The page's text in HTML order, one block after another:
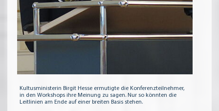
Kultusministerin Birgit Hesse ermutigte die Konferenzteilnehmer,
in den Workshops ihre Meinung zu sagen. Nur so könnten die
Leitlinien am Ende auf einer breiten Basis stehen.